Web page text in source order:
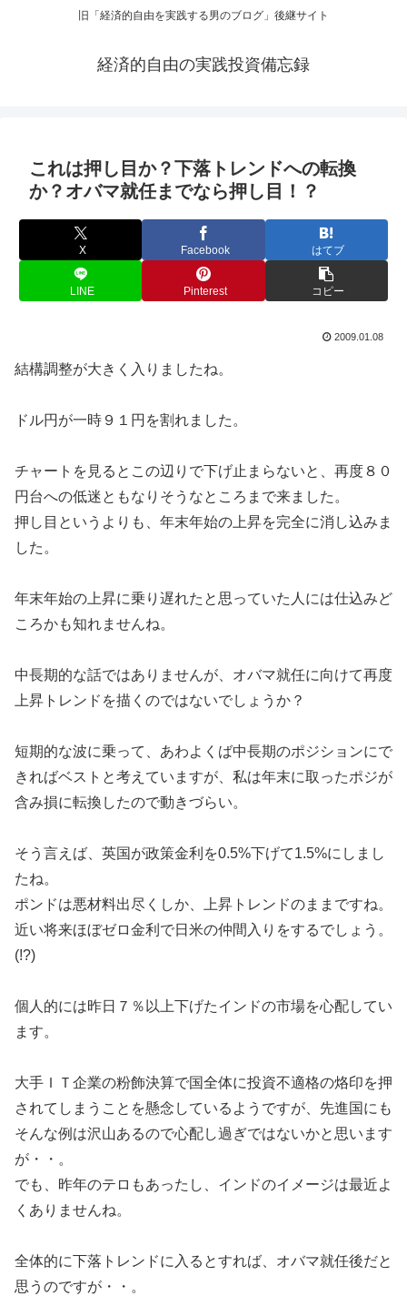
旧「経済的自由を実践する男のブログ」後継サイト
経済的自由の実践投資備忘録
これは押し目か？下落トレンドへの転換
か？オバマ就任までなら押し目！？
X Facebook はてブ
LINE Pinterest コピー
2009.01.08
結構調整が大きく入りましたね。
ドル円が一時９１円を割れました。
チャートを見るとこの辺りで下げ止まらないと、再度８０
円台への低迷ともなりそうなところまで来ました。
押し目というよりも、年末年始の上昇を完全に消し込みま
した。
年末年始の上昇に乗り遅れたと思っていた人には仕込みど
ころかも知れませんね。
中長期的な話ではありませんが、オバマ就任に向けて再度
上昇トレンドを描くのではないでしょうか？
短期的な波に乗って、あわよくば中長期のポジションにで
きればベストと考えていますが、私は年末に取ったポジが
含み損に転換したので動きづらい。
そう言えば、英国が政策金利を0.5%下げて1.5%にしまし
たね。
ポンドは悪材料出尽くしか、上昇トレンドのままですね。
近い将来ほぼゼロ金利で日米の仲間入りをするでしょう。
(!?)
個人的には昨日７％以上下げたインドの市場を心配してい
ます。
大手ＩＴ企業の粉飾決算で国全体に投資不適格の烙印を押
されてしまうことを懸念しているようですが、先進国にも
そんな例は沢山あるので心配し過ぎではないかと思います
が・・。
でも、昨年のテロもあったし、インドのイメージは最近よ
くありませんね。
全体的に下落トレンドに入るとすれば、オバマ就任後だと
思うのですが・・。